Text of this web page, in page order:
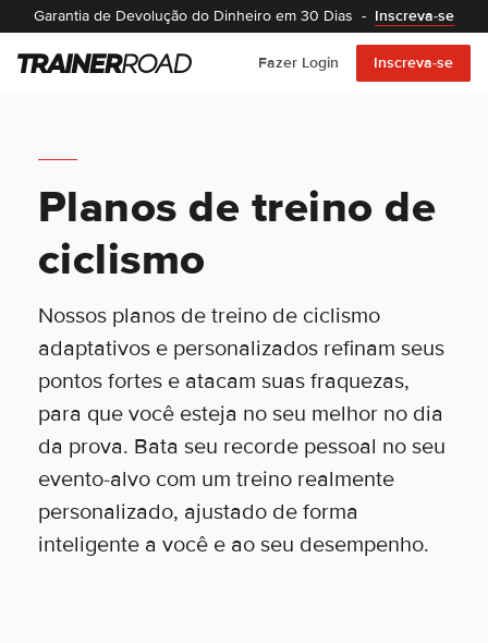
Garantia de Devolução do Dinheiro em 30 Dias - Inscreva-se
Fazer Login Inscreva-se
Planos de treino de
ciclismo
Nossos planos de treino de ciclismo
adaptativos e personalizados refinam seus
pontos fortes e atacam suas fraquezas,
para que você esteja no seu melhor no dia
da prova. Bata seu recorde pessoal no seu
evento-alvo com um treino realmente
personalizado, ajustado de forma
inteligente a você e ao seu desempenho.